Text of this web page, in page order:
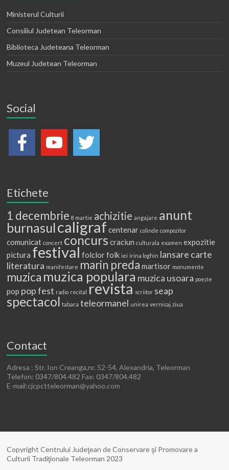
Ministerul Culturii
Consiliul Judetean Teleorman
Biblioteca Judeteana Teleorman
Muzeul Judetean Teleorman
Social
Etichete
1 decembrie 8 martie achizitie angajare anunt
burnasulcaligraf centenar colinde compozitor
comunicat concert concurs craciun culturala examen expozitie
pictura festival folclorfolk iei irina loghin lansare carte
literatura manifestare marin preda martisor monumente
muzica muzica populara muzica usoara poezie
pop pop fest radio recital revista scriitor seap
spectacol tabara teleormanel unirea vernisaj ziua
Contact
Adresa : Str. Ion Creanga,nr. 52-54, Alexandria, Teleorman
Telefon: 0347/804.482 Fax: 0347/804.482
E-mail:cjcpctteleorman@yahoo.com
Copyright Centrului Judeţean de Conservare şi Promovare a
Culturii Tradiţionale Teleorman 2023